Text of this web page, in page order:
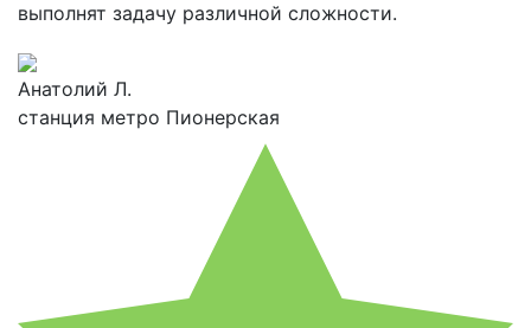
выполнят задачу различной сложности.
Анатолий Л.
станция метро Пионерская